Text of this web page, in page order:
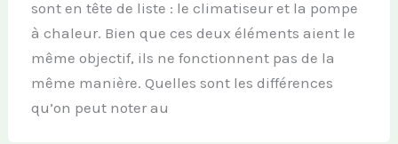
sont en tête de liste : le climatiseur et la pompe
à chaleur. Bien que ces deux éléments aient le
même objectif, ils ne fonctionnent pas de la
même manière. Quelles sont les différences
qu’on peut noter au